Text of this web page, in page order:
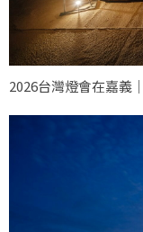
2026台灣燈會在嘉義